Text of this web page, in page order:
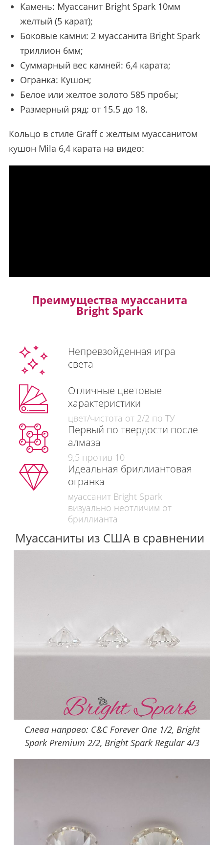
Камень: Муассанит Bright Spark 10мм
желтый (5 карат);
Боковые камни: 2 муассанита Bright Spark
триллион 6мм;
Суммарный вес камней: 6,4 карата;
Огранка: Кушон;
Белое или желтое золото 585 пробы;
Размерный ряд: от 15.5 до 18.
Кольцо в стиле Graff с желтым муассанитом
кушон Mila 6,4 карата на видео:
Преимущества муассанита
Bright Spark
Непревзойденная игра
света
Отличные цветовые
характеристики
цвет/чистота от 2/2 по ТУ
Первый по твердости после
алмаза
9,5 против 10
Идеальная бриллиантовая
огранка
муассанит Bright Spark
визуально неотличим от
бриллианта
Муассаниты из США в сравнении
Слева направо: C&C Forever One 1/2, Bright
Spark Premium 2/2, Bright Spark Regular 4/3